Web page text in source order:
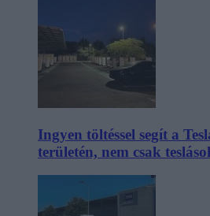
Ingyen töltéssel segít a
területén, nem csak